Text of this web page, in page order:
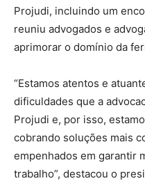
Projudi, incluindo um
reuniu advogados e
aprimorar o domínio da
“Estamos atentos e
dificuldades que a
Projudi e, por isso,
cobrando soluções mais
empenhados em garantir
trabalho”, destacou o